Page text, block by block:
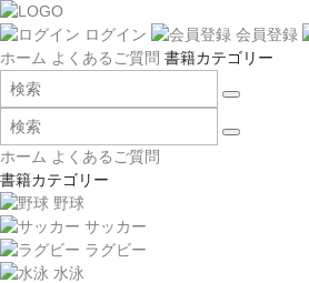
ログイン 会員登録
ホーム よくあるご質問 書籍カテゴリー
ホーム よくあるご質問
書籍カテゴリー
野球
サッカー
ラグビー
水泳